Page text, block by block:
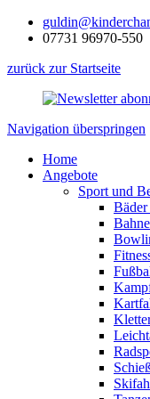
07731 96970-550
zurück zur Startseite
Navigation überspringen
Home
Angebote
Sport und